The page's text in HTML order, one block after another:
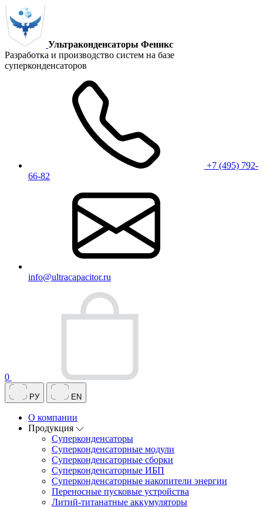
Ультраконденсаторы Феникс
Разработка и производство систем на базе
суперконденсаторов
+7 (495) 792-
66-82
info@ultracapacitor.ru
0
РУ EN
О компании
Продукция
Суперконденсаторы
Суперконденсаторные модули
Суперконденсаторные сборки
Суперконденсаторные ИБП
Суперконденсаторные накопители энергии
Переносные пусковые устройства
Литий-титанатные аккумуляторы